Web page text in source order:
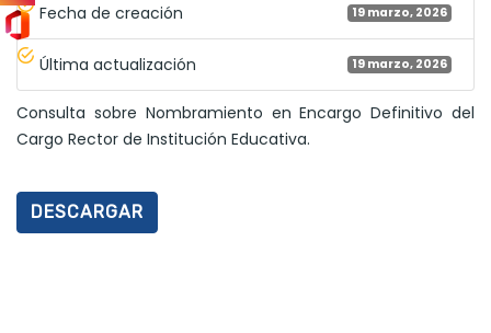
Fecha de creación 19 marzo, 2026
Última actualización 19 marzo, 2026
Consulta sobre Nombramiento en Encargo Definitivo del
Cargo Rector de Institución Educativa.
DESCARGAR